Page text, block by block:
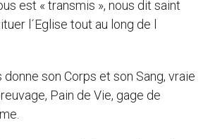
est « transmis », nous dit saint
l´Eglise tout au long de l
son Corps et son Sang, vraie
Pain de Vie, gage de